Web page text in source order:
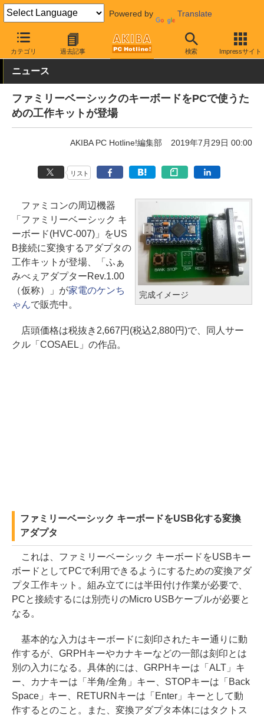
Powered by Translate
カテゴリ 過去記事 検索 Impressサイト
AKIBA PC Hotline! PC周辺機器 キーボード キーボード関連ア
ニュース
ファミリーベーシックのキーボードをPCで使うた
めの工作キットが登場
AKIBA PC Hotline!編集部 2019年7月29日 00:00
リスト
完成イメージ
ファミコンの周辺機器
「ファミリーベーシック キ
ーボード(HVC-007)」をUS
B接続に変換するアダプタの
工作キットが登場、「ふぁ
みべぇアダプターRev.1.00
（仮称）」が家電のケンち
ゃんで販売中。
店頭価格は税抜き2,667円(税込2,880円)で、同人サー
クル「COSAEL」の作品。
ファミリーベーシック キーボードをUSB化する変換
アダプタ
これは、ファミリーベーシック キーボードをUSBキー
ボードとしてPCで利用できるようにするための変換アダ
プタ工作キット。組み立てには半田付け作業が必要で、
PCと接続するには別売りのMicro USBケーブルが必要と
なる。
基本的な入力はキーボードに刻印されたキー通りに動
作するが、GRPHキーやカナキーなどの一部は刻印とは
別の入力になる。具体的には、GRPHキーは「ALT」キ
ー、カナキーは「半角/全角」キー、STOPキーは「Back
Space」キー、RETURNキーは「Enter」キーとして動
作するとのこと。また、変換アダプタ本体にはタクトス